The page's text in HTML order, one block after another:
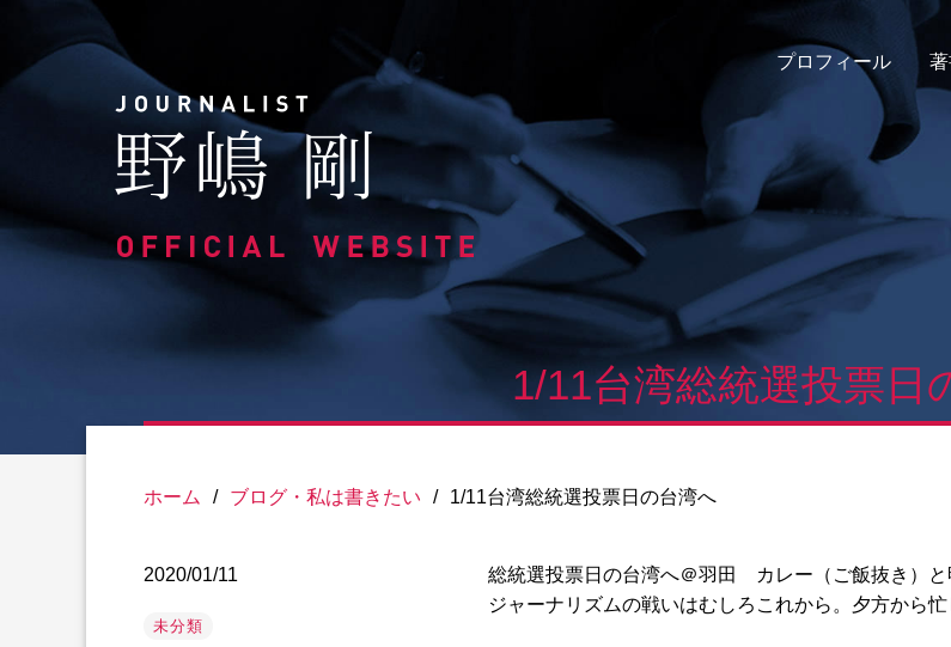
content
プロフィール
1/11台湾総統選投票日
ホーム / ブログ・私は書きたい / 1/11台湾総統選投票日の台湾へ
2020/01/11
未分類
総統選投票日の台湾へ＠羽田 カレー（ご飯抜き）
ジャーナリズムの戦いはむしろこれから。夕方から忙